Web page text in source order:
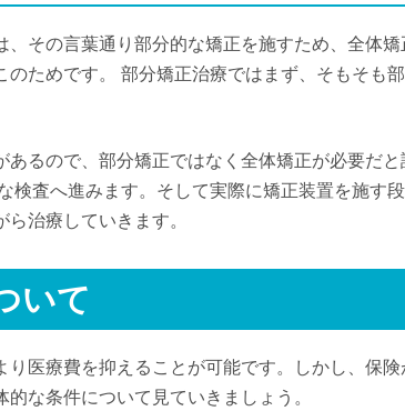
その言葉通り部分的な矯正を施すため、全体矯
ためです。 部分矯正治療ではまず、そもそも
るので、部分矯正ではなく全体矯正が必要だと
検査へ進みます。そして実際に矯正装置を施す
治療していきます。
いて
医療費を抑えることが可能です。しかし、保険
な条件について見ていきましょう。